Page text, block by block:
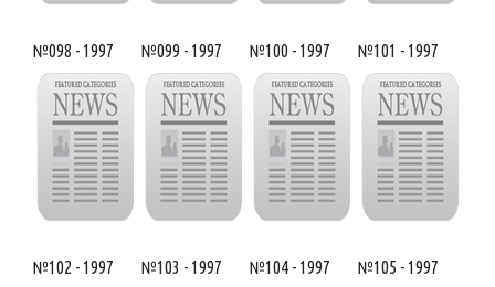
№098 - 1997 №099 - 1997 №100 - 1997 №101 - 1997
№102 - 1997 №103 - 1997 №104 - 1997 №105 - 1997